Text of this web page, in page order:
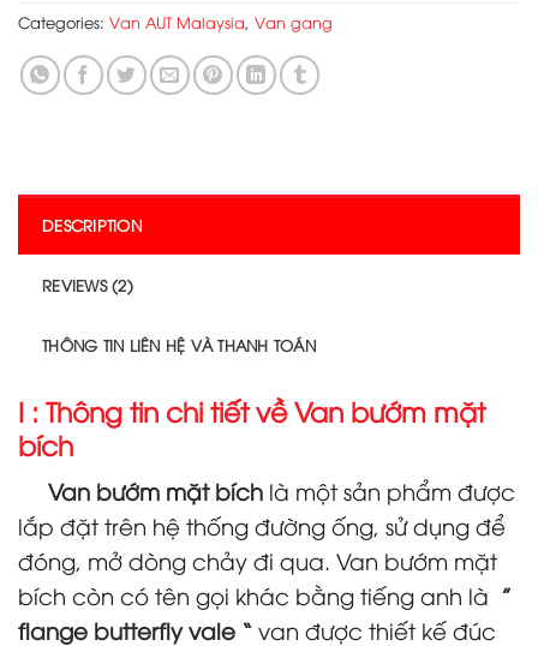
Categories: Van AUT Malaysia, Van gang
DESCRIPTION
REVIEWS (2)
THÔNG TIN LIÊN HỆ VÀ THANH TOÁN
I : Thông tin chi tiết về Van bướm mặt
bích
Van bướm mặt bích là một sản phẩm được
lắp đặt trên hệ thống đường ống, sử dụng để
đóng, mở dòng chảy đi qua. Van bướm mặt
bích còn có tên gọi khác bằng tiếng anh là ”
flange butterfly vale “ van được thiết kế đúc